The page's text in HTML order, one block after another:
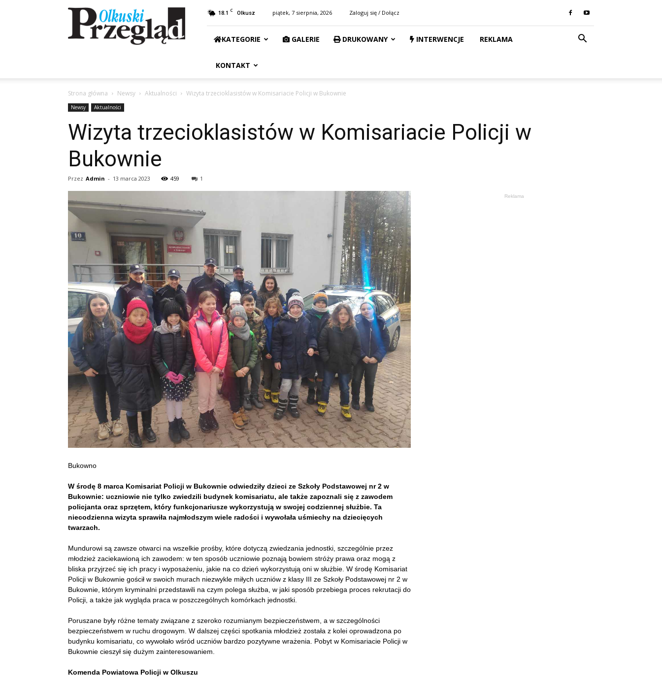
Przegląd
Olkuski
18.1 C Olkusz piątek, 7 sierpnia, 2026 Zaloguj się / Dołącz
KATEGORIE GALERIE DRUKOWANY INTERWENCJE REKLAMA
KONTAKT
Strona główna Newsy Aktualności Wizyta trzecioklasistów w Komisariacie Policji w Bukownie
Newsy Aktualności
Wizyta trzecioklasistów w Komisariacie Policji w
Bukownie
Przez Admin - 13 marca 2023 459 1
Bukowno
W środę 8 marca Komisariat Policji w Bukownie odwiedziły dzieci ze Szkoły Podstawowej nr 2 w
Bukownie: uczniowie nie tylko zwiedzili budynek komisariatu, ale także zapoznali się z zawodem
policjanta oraz sprzętem, który funkcjonariusze wykorzystują w swojej codziennej służbie. Ta
niecodzienna wizyta sprawiła najmłodszym wiele radości i wywołała uśmiechy na dziecięcych
twarzach.
Mundurowi są zawsze otwarci na wszelkie prośby, które dotyczą zwiedzania jednostki, szczególnie przez
młodzież zaciekawioną ich zawodem: w ten sposób uczniowie poznają bowiem stróży prawa oraz mogą z
bliska przyjrzeć się ich pracy i wyposażeniu, jakie na co dzień wykorzystują oni w służbie. W środę Komisariat
Policji w Bukownie gościł w swoich murach niezwykle miłych uczniów z klasy III ze Szkoły Podstawowej nr 2 w
Bukownie, którym kryminalni przedstawili na czym polega służba, w jaki sposób przebiega proces rekrutacji do
Policji, a także jak wygląda praca w poszczególnych komórkach jednostki.
Poruszane były różne tematy związane z szeroko rozumianym bezpieczeństwem, a w szczególności
bezpieczeństwem w ruchu drogowym. W dalszej części spotkania młodzież została z kolei oprowadzona po
budynku komisariatu, co wywołało wśród uczniów bardzo pozytywne wrażenia. Pobyt w Komisariacie Policji w
Bukownie cieszył się dużym zainteresowaniem.
Komenda Powiatowa Policji w Olkuszu
Reklama